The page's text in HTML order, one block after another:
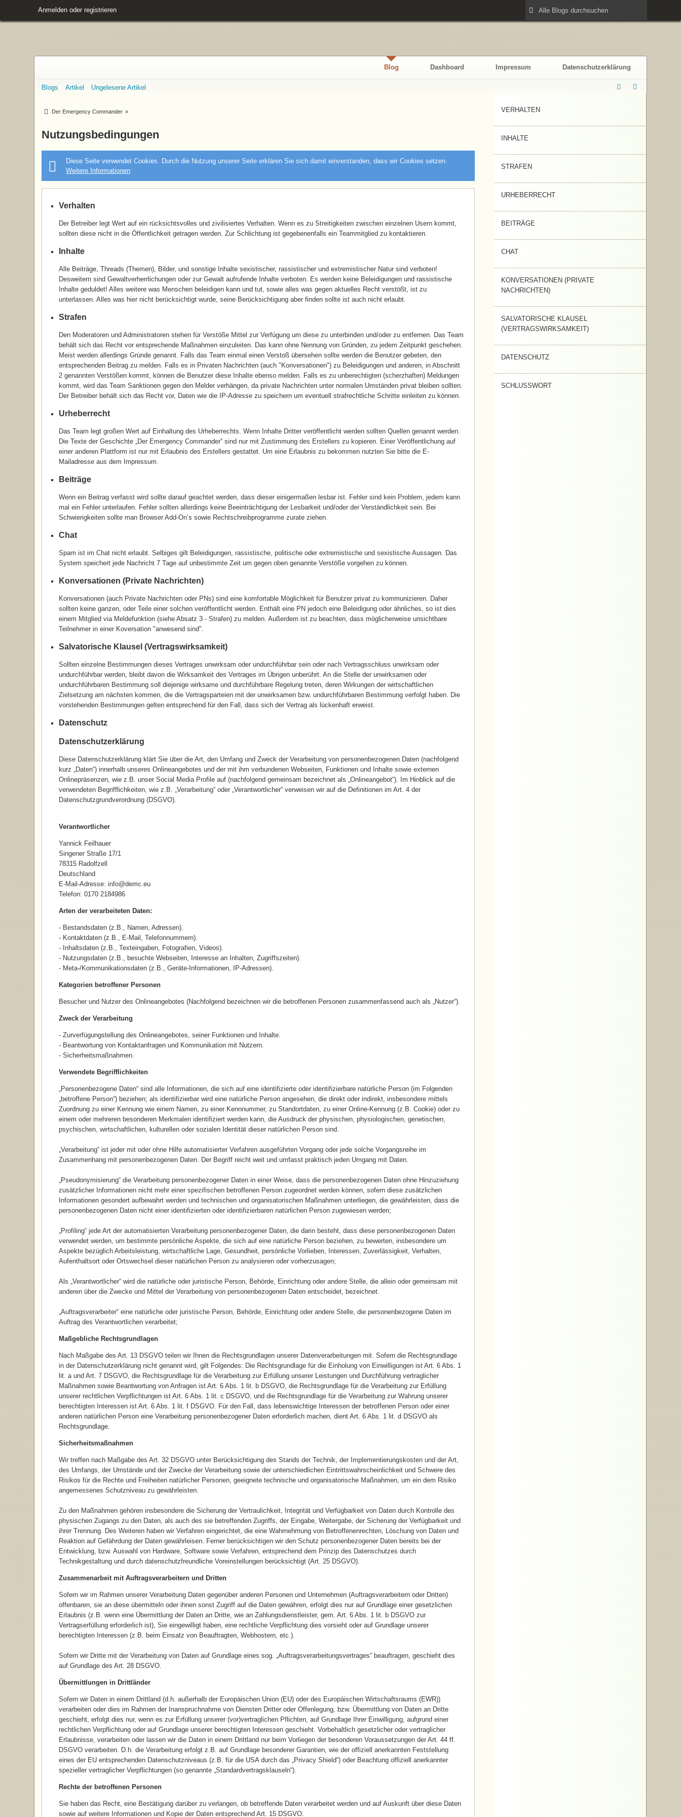
Anmelden oder registrieren
Blog Dashboard Impressum Datenschutzerklärung
Blogs Artikel Ungelesene Artikel
Der Emergency Commander »
Nutzungsbedingungen
Diese Seite verwendet Cookies. Durch die Nutzung unserer Seite erklären Sie sich damit einverstanden, dass wir Cookies setzen.
Weitere Informationen
Verhalten
Der Betreiber legt Wert auf ein rücksichtsvolles und zivilisiertes Verhalten. Wenn es zu Streitigkeiten zwischen einzelnen Usern kommt,
sollten diese nicht in die Öffentlichkeit getragen werden. Zur Schlichtung ist gegebenenfalls ein Teammitglied zu kontaktieren.
Inhalte
Alle Beiträge, Threads (Themen), Bilder, und sonstige Inhalte sexistischer, rassistischer und extremistischer Natur sind verboten!
Desweitern sind Gewaltverherrlichungen oder zur Gewalt aufrufende Inhalte verboten. Es werden keine Beleidigungen und rassistische
Inhalte geduldet! Alles weitere was Menschen beleidigen kann und tut, sowie alles was gegen aktuelles Recht verstößt, ist zu
unterlassen. Alles was hier nicht berücksichtigt wurde, seine Berücksichtigung aber finden sollte ist auch nicht erlaubt.
Strafen
Den Moderatoren und Administratoren stehen für Verstöße Mittel zur Verfügung um diese zu unterbinden und/oder zu entfernen. Das Team
behält sich das Recht vor entsprechende Maßnahmen einzuleiten. Das kann ohne Nennung von Gründen, zu jedem Zeitpunkt geschehen.
Meist werden allerdings Gründe genannt. Falls das Team einmal einen Verstoß übersehen sollte werden die Benutzer gebeten, den
entsprechenden Beitrag zu melden. Falls es in Privaten Nachrichten (auch "Konversationen") zu Beleidigungen und anderen, in Abschnitt
2 genannten Verstößen kommt, können die Benutzer diese Inhalte ebenso melden. Falls es zu unberechtigten (scherzhaften) Meldungen
kommt, wird das Team Sanktionen gegen den Melder verhängen, da private Nachrichten unter normalen Umständen privat bleiben sollten.
Der Betreiber behält sich das Recht vor, Daten wie die IP-Adresse zu speichern um eventuell strafrechtliche Schritte einleiten zu können.
Urheberrecht
Das Team legt großen Wert auf Einhaltung des Urheberrechts. Wenn Inhalte Dritter veröffentlicht werden sollten Quellen genannt werden.
Die Texte der Geschichte „Der Emergency Commander“ sind nur mit Zustimmung des Erstellers zu kopieren. Einer Veröffentlichung auf
einer anderen Plattform ist nur mit Erlaubnis des Erstellers gestattet. Um eine Erlaubnis zu bekommen nutzten Sie bitte die E-
Mailadresse aus dem Impressum.
Beiträge
Wenn ein Beitrag verfasst wird sollte darauf geachtet werden, dass dieser einigermaßen lesbar ist. Fehler sind kein Problem, jedem kann
mal ein Fehler unterlaufen. Fehler sollten allerdings keine Beeinträchtigung der Lesbarkeit und/oder der Verständlichkeit sein. Bei
Schwierigkeiten sollte man Browser Add-On’s sowie Rechtschreibprogramme zurate ziehen.
Chat
Spam ist im Chat nicht erlaubt. Selbiges gilt Beleidigungen, rassistische, politische oder extremistische und sexistische Aussagen. Das
System speichert jede Nachricht 7 Tage auf unbestimmte Zeit um gegen oben genannte Verstöße vorgehen zu können.
Konversationen (Private Nachrichten)
Konversationen (auch Private Nachrichten oder PNs) sind eine komfortable Möglichkeit für Benutzer privat zu kommunizieren. Daher
sollten keine ganzen, oder Teile einer solchen veröffentlicht werden. Enthält eine PN jedoch eine Beleidigung oder ähnliches, so ist dies
einem Mitglied via Meldefunktion (siehe Absatz 3 - Strafen) zu melden. Außerdem ist zu beachten, dass möglicherweise unsichtbare
Teilnehmer in einer Koversation "anwesend sind".
Salvatorische Klausel (Vertragswirksamkeit)
Sollten einzelne Bestimmungen dieses Vertrages unwirksam oder undurchführbar sein oder nach Vertragsschluss unwirksam oder
undurchführbar werden, bleibt davon die Wirksamkeit des Vertrages im Übrigen unberührt. An die Stelle der unwirksamen oder
undurchführbaren Bestimmung soll diejenige wirksame und durchführbare Regelung treten, deren Wirkungen der wirtschaftlichen
Zielsetzung am nächsten kommen, die die Vertragsparteien mit der unwirksamen bzw. undurchführbaren Bestimmung verfolgt haben. Die
vorstehenden Bestimmungen gelten entsprechend für den Fall, dass sich der Vertrag als lückenhaft erweist.
Datenschutz
Datenschutzerklärung
Diese Datenschutzerklärung klärt Sie über die Art, den Umfang und Zweck der Verarbeitung von personenbezogenen Daten (nachfolgend
kurz „Daten“) innerhalb unseres Onlineangebotes und der mit ihm verbundenen Webseiten, Funktionen und Inhalte sowie externen
Onlinepräsenzen, wie z.B. unser Social Media Profile auf (nachfolgend gemeinsam bezeichnet als „Onlineangebot“). Im Hinblick auf die
verwendeten Begrifflichkeiten, wie z.B. „Verarbeitung“ oder „Verantwortlicher“ verweisen wir auf die Definitionen im Art. 4 der
Datenschutzgrundverordnung (DSGVO).
Verantwortlicher
Yannick Feilhauer
Singener Straße 17/1
78315 Radolfzell
Deutschland
E-Mail-Adresse: info@demc.eu
Telefon: 0170 2184986
Arten der verarbeiteten Daten:
- Bestandsdaten (z.B., Namen, Adressen).
- Kontaktdaten (z.B., E-Mail, Telefonnummern).
- Inhaltsdaten (z.B., Texteingaben, Fotografien, Videos).
- Nutzungsdaten (z.B., besuchte Webseiten, Interesse an Inhalten, Zugriffszeiten).
- Meta-/Kommunikationsdaten (z.B., Geräte-Informationen, IP-Adressen).
Kategorien betroffener Personen
Besucher und Nutzer des Onlineangebotes (Nachfolgend bezeichnen wir die betroffenen Personen zusammenfassend auch als „Nutzer“).
Zweck der Verarbeitung
- Zurverfügungstellung des Onlineangebotes, seiner Funktionen und Inhalte.
- Beantwortung von Kontaktanfragen und Kommunikation mit Nutzern.
- Sicherheitsmaßnahmen.
Verwendete Begrifflichkeiten
„Personenbezogene Daten“ sind alle Informationen, die sich auf eine identifizierte oder identifizierbare natürliche Person (im Folgenden
„betroffene Person“) beziehen; als identifizierbar wird eine natürliche Person angesehen, die direkt oder indirekt, insbesondere mittels
Zuordnung zu einer Kennung wie einem Namen, zu einer Kennnummer, zu Standortdaten, zu einer Online-Kennung (z.B. Cookie) oder zu
einem oder mehreren besonderen Merkmalen identifiziert werden kann, die Ausdruck der physischen, physiologischen, genetischen,
psychischen, wirtschaftlichen, kulturellen oder sozialen Identität dieser natürlichen Person sind.
„Verarbeitung“ ist jeder mit oder ohne Hilfe automatisierter Verfahren ausgeführten Vorgang oder jede solche Vorgangsreihe im
Zusammenhang mit personenbezogenen Daten. Der Begriff reicht weit und umfasst praktisch jeden Umgang mit Daten.
„Pseudonymisierung“ die Verarbeitung personenbezogener Daten in einer Weise, dass die personenbezogenen Daten ohne Hinzuziehung
zusätzlicher Informationen nicht mehr einer spezifischen betroffenen Person zugeordnet werden können, sofern diese zusätzlichen
Informationen gesondert aufbewahrt werden und technischen und organisatorischen Maßnahmen unterliegen, die gewährleisten, dass die
personenbezogenen Daten nicht einer identifizierten oder identifizierbaren natürlichen Person zugewiesen werden;
„Profiling“ jede Art der automatisierten Verarbeitung personenbezogener Daten, die darin besteht, dass diese personenbezogenen Daten
verwendet werden, um bestimmte persönliche Aspekte, die sich auf eine natürliche Person beziehen, zu bewerten, insbesondere um
Aspekte bezüglich Arbeitsleistung, wirtschaftliche Lage, Gesundheit, persönliche Vorlieben, Interessen, Zuverlässigkeit, Verhalten,
Aufenthaltsort oder Ortswechsel dieser natürlichen Person zu analysieren oder vorherzusagen;
Als „Verantwortlicher“ wird die natürliche oder juristische Person, Behörde, Einrichtung oder andere Stelle, die allein oder gemeinsam mit
anderen über die Zwecke und Mittel der Verarbeitung von personenbezogenen Daten entscheidet, bezeichnet.
„Auftragsverarbeiter“ eine natürliche oder juristische Person, Behörde, Einrichtung oder andere Stelle, die personenbezogene Daten im
Auftrag des Verantwortlichen verarbeitet;
Maßgebliche Rechtsgrundlagen
Nach Maßgabe des Art. 13 DSGVO teilen wir Ihnen die Rechtsgrundlagen unserer Datenverarbeitungen mit. Sofern die Rechtsgrundlage
in der Datenschutzerklärung nicht genannt wird, gilt Folgendes: Die Rechtsgrundlage für die Einholung von Einwilligungen ist Art. 6 Abs. 1
lit. a und Art. 7 DSGVO, die Rechtsgrundlage für die Verarbeitung zur Erfüllung unserer Leistungen und Durchführung vertraglicher
Maßnahmen sowie Beantwortung von Anfragen ist Art. 6 Abs. 1 lit. b DSGVO, die Rechtsgrundlage für die Verarbeitung zur Erfüllung
unserer rechtlichen Verpflichtungen ist Art. 6 Abs. 1 lit. c DSGVO, und die Rechtsgrundlage für die Verarbeitung zur Wahrung unserer
berechtigten Interessen ist Art. 6 Abs. 1 lit. f DSGVO. Für den Fall, dass lebenswichtige Interessen der betroffenen Person oder einer
anderen natürlichen Person eine Verarbeitung personenbezogener Daten erforderlich machen, dient Art. 6 Abs. 1 lit. d DSGVO als
Rechtsgrundlage.
Sicherheitsmaßnahmen
Wir treffen nach Maßgabe des Art. 32 DSGVO unter Berücksichtigung des Stands der Technik, der Implementierungskosten und der Art,
des Umfangs, der Umstände und der Zwecke der Verarbeitung sowie der unterschiedlichen Eintrittswahrscheinlichkeit und Schwere des
Risikos für die Rechte und Freiheiten natürlicher Personen, geeignete technische und organisatorische Maßnahmen, um ein dem Risiko
angemessenes Schutzniveau zu gewährleisten.
Zu den Maßnahmen gehören insbesondere die Sicherung der Vertraulichkeit, Integrität und Verfügbarkeit von Daten durch Kontrolle des
physischen Zugangs zu den Daten, als auch des sie betreffenden Zugriffs, der Eingabe, Weitergabe, der Sicherung der Verfügbarkeit und
ihrer Trennung. Des Weiteren haben wir Verfahren eingerichtet, die eine Wahrnehmung von Betroffenenrechten, Löschung von Daten und
Reaktion auf Gefährdung der Daten gewährleisen. Ferner berücksichtigen wir den Schutz personenbezogener Daten bereits bei der
Entwicklung, bzw. Auswahl von Hardware, Software sowie Verfahren, entsprechend dem Prinzip des Datenschutzes durch
Technikgestaltung und durch datenschutzfreundliche Voreinstellungen berücksichtigt (Art. 25 DSGVO).
Zusammenarbeit mit Auftragsverarbeitern und Dritten
Sofern wir im Rahmen unserer Verarbeitung Daten gegenüber anderen Personen und Unternehmen (Auftragsverarbeitern oder Dritten)
offenbaren, sie an diese übermitteln oder ihnen sonst Zugriff auf die Daten gewähren, erfolgt dies nur auf Grundlage einer gesetzlichen
Erlaubnis (z.B. wenn eine Übermittlung der Daten an Dritte, wie an Zahlungsdienstleister, gem. Art. 6 Abs. 1 lit. b DSGVO zur
Vertragserfüllung erforderlich ist), Sie eingewilligt haben, eine rechtliche Verpflichtung dies vorsieht oder auf Grundlage unserer
berechtigten Interessen (z.B. beim Einsatz von Beauftragten, Webhostern, etc.).
Sofern wir Dritte mit der Verarbeitung von Daten auf Grundlage eines sog. „Auftragsverarbeitungsvertrages“ beauftragen, geschieht dies
auf Grundlage des Art. 28 DSGVO.
Übermittlungen in Drittländer
Sofern wir Daten in einem Drittland (d.h. außerhalb der Europäischen Union (EU) oder des Europäischen Wirtschaftsraums (EWR))
verarbeiten oder dies im Rahmen der Inanspruchnahme von Diensten Dritter oder Offenlegung, bzw. Übermittlung von Daten an Dritte
geschieht, erfolgt dies nur, wenn es zur Erfüllung unserer (vor)vertraglichen Pflichten, auf Grundlage Ihrer Einwilligung, aufgrund einer
rechtlichen Verpflichtung oder auf Grundlage unserer berechtigten Interessen geschieht. Vorbehaltlich gesetzlicher oder vertraglicher
Erlaubnisse, verarbeiten oder lassen wir die Daten in einem Drittland nur beim Vorliegen der besonderen Voraussetzungen der Art. 44 ff.
DSGVO verarbeiten. D.h. die Verarbeitung erfolgt z.B. auf Grundlage besonderer Garantien, wie der offiziell anerkannten Feststellung
eines der EU entsprechenden Datenschutzniveaus (z.B. für die USA durch das „Privacy Shield“) oder Beachtung offiziell anerkannter
spezieller vertraglicher Verpflichtungen (so genannte „Standardvertragsklauseln“).
Rechte der betroffenen Personen
Sie haben das Recht, eine Bestätigung darüber zu verlangen, ob betreffende Daten verarbeitet werden und auf Auskunft über diese Daten
sowie auf weitere Informationen und Kopie der Daten entsprechend Art. 15 DSGVO.
VERHALTEN
INHALTE
STRAFEN
URHEBERRECHT
BEITRÄGE
CHAT
KONVERSATIONEN (PRIVATE
NACHRICHTEN)
SALVATORISCHE KLAUSEL
(VERTRAGSWIRKSAMKEIT)
DATENSCHUTZ
SCHLUSSWORT